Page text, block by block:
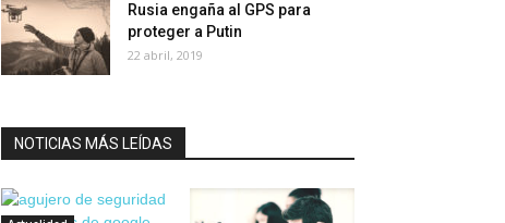
Rusia engaña al GPS para
proteger a Putin
22 abril, 2019
NOTICIAS MÁS LEÍDAS